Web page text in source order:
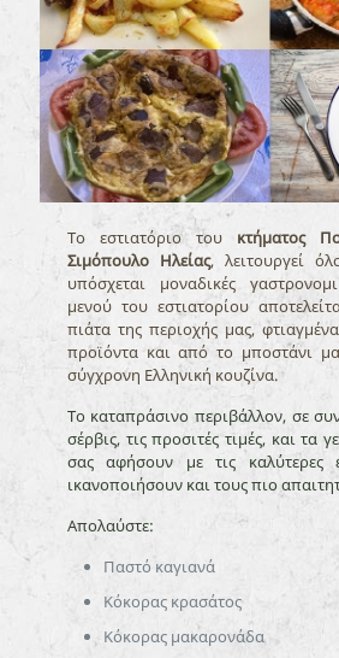
Το εστιατόριο του κτήματος
Σιμόπουλο Ηλείας, λειτουργεί
υπόσχεται μοναδικές
μενού του εστιατορίου
πιάτα της περιοχής μας,
προϊόντα και από το μποστάνι
σύγχρονη Ελληνική κουζίνα.
Το καταπράσινο περιβάλλον, σε
σέρβις, τις προσιτές τιμές, και τα
σας αφήσουν με τις καλύτερες
ικανοποιήσουν και τους πιο
Απολαύστε:
Παστό καγιανά
Κόκορας κρασάτος
Κόκορας μακαρονάδα